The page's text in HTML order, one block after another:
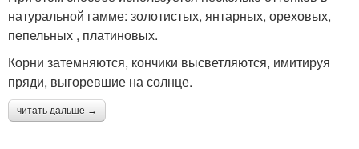
натуральной гамме: золотистых, янтарных, ореховых,
пепельных , платиновых.
Корни затемняются, кончики высветляются, имитируя
пряди, выгоревшие на солнце.
читать дальше →